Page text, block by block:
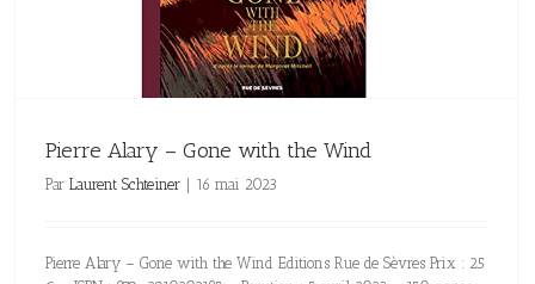
Pierre Alary – Gone with the Wind
Par Laurent Schteiner | 16 mai 2023
Pierre Alary – Gone with the Wind Editions Rue de Sèvres Prix : 25